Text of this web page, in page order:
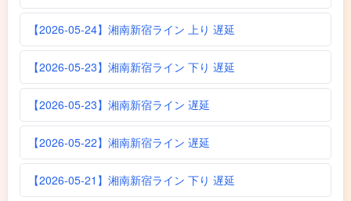
【2026-05-24】湘南新宿ライン 上り 遅延
【2026-05-23】湘南新宿ライン 下り 遅延
【2026-05-23】湘南新宿ライン 遅延
【2026-05-22】湘南新宿ライン 遅延
【2026-05-21】湘南新宿ライン 下り 遅延